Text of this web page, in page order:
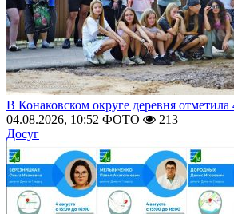
В Конаковском округе деревня отметила
04.08.2026, 10:52 ФОТО
213
Досуг